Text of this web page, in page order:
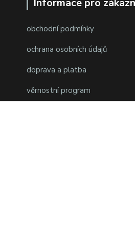
Informace pro
obchodní podmínky
ochrana osobních údajů
doprava a platba
věrnostní program